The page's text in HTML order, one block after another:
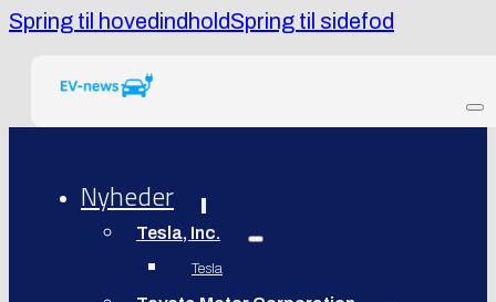
Spring til hovedindholdSpring til sidefod
Nyheder
Tesla, Inc.
Tesla